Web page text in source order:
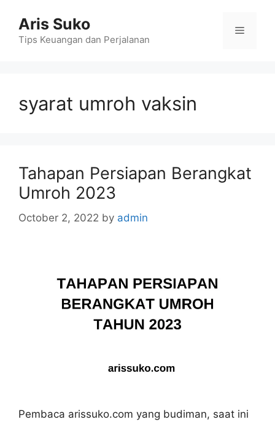
content
Aris Suko
Tips Keuangan dan Perjalanan
Menu
syarat umroh vaksin
Tahapan Persiapan Berangkat
Umroh 2023
October 2, 2022 by admin
Pembaca arissuko.com yang budiman, saat ini